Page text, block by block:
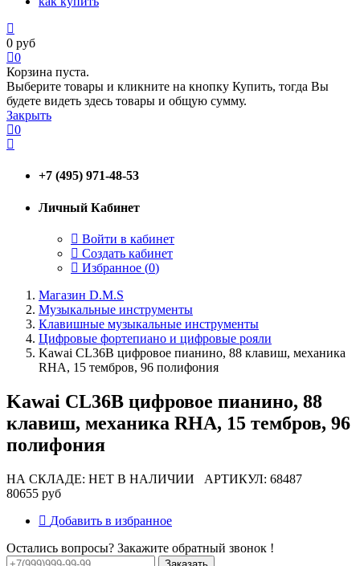
0 руб
0
Корзина пуста.
Выберите товары и кликните на кнопку Купить, тогда Вы
будете видеть здесь товары и общую сумму.
Закрыть
0
+7 (495) 971-48-53
Личный Кабинет
Войти в кабинет
Создать кабинет
Избранное (0)
Магазин D.M.S
Музыкальные инструменты
Клавишные музыкальные инструменты
Цифровые фортепиано и цифровые рояли
Kawai CL36B цифровое пианино, 88 клавиш, механика
RHA, 15 тембров, 96 полифония
Kawai CL36B цифровое пианино, 88
клавиш, механика RHA, 15 тембров, 96
полифония
НА СКЛАДЕ: НЕТ В НАЛИЧИИ АРТИКУЛ: 68487
80655 руб
Добавить в избранное
Остались вопросы? Закажите обратный звонок !